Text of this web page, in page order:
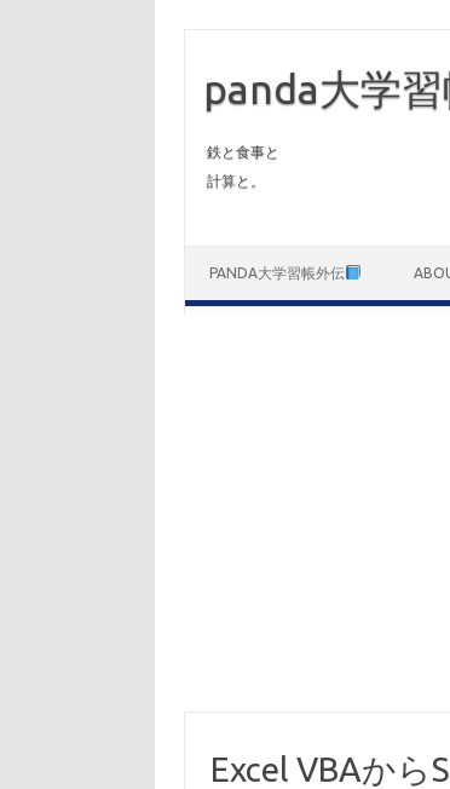
panda大学
鉄と食事と
計算と。
PANDA大学習帳外伝
Excel VBAか